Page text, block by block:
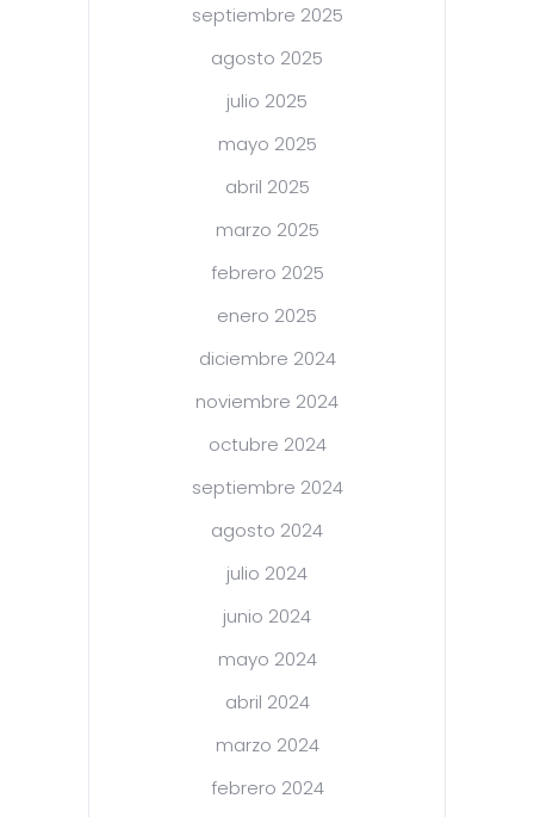
septiembre 2025
agosto 2025
julio 2025
mayo 2025
abril 2025
marzo 2025
febrero 2025
enero 2025
diciembre 2024
noviembre 2024
octubre 2024
septiembre 2024
agosto 2024
julio 2024
junio 2024
mayo 2024
abril 2024
marzo 2024
febrero 2024